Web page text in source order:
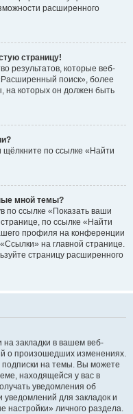
расширенного
страницу!
результатов, которые веб-
поиск», более
на которых он должен быть
щёлкните по ссылке «Найти
мной темы?
по ссылке «Показать ваши
по ссылке «Найти
профиля на конференции
на главной странице.
страницу расширенного
закладки в вашем веб-
о произошедших изменениях.
на темы. Вы можете
находящейся у вас в
уведомления об
для закладок и
настройки» личного раздела.